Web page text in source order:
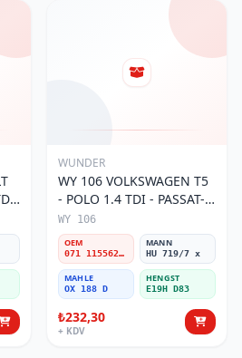
WUNDER
WY 106 VOLKSWAGEN T5
- POLO 1.4 TDI - PASSAT-
JETTA 03-11 071 115562 A
Yağ Filtresi
WY 106
OEM
071 115562 A
MANN
HU 719/7 x
MAHLE
OX 188 D
HENGST
E19H D83
₺232,30
+ KDV